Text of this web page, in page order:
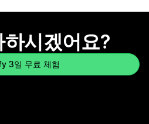
시겠어요?
3일 무료 체험